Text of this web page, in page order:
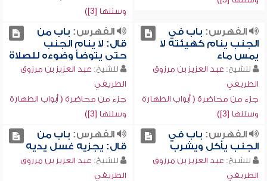
وسننها [3])
الفهرس: باب في
الجنب ينام كهيئته لا
يمس ماء
للشيخ: عبد العزيز بن مرزوق
الطريفي
جزء من محاضرة ( أبواب الطهارة
وسننها [3])
الفهرس: باب من
قال: لا ينام الجنب
حتى يتوضأ وضوءه للصلاة
للشيخ: عبد العزيز بن مرزوق
الطريفي
جزء من محاضرة ( أبواب الطهارة
وسننها [3])
الفهرس: باب في
الجنب يأكل ويشرب
للشيخ: عبد العزيز بن مرزوق
الطريفي
الفهرس: باب من
قال: يجزيه غسل يديه
للشيخ: عبد العزيز بن مرزوق
الطريفي